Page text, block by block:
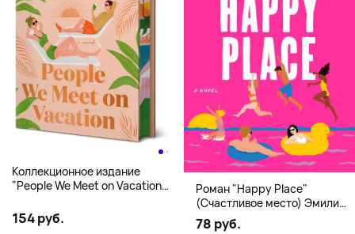
Коллекционное издание
"People We Meet on Vacation"
Hardcover
154 руб.
Роман "Happy Place"
(Счастливое место) Эмили
Генри | Твердый переплет
78 руб.